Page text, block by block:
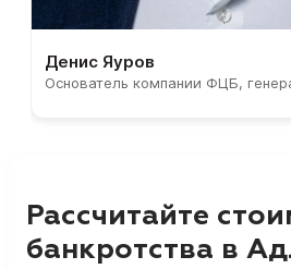
Денис Яуров
Основатель компании ФЦБ,
Рассчитайте
банкротства в